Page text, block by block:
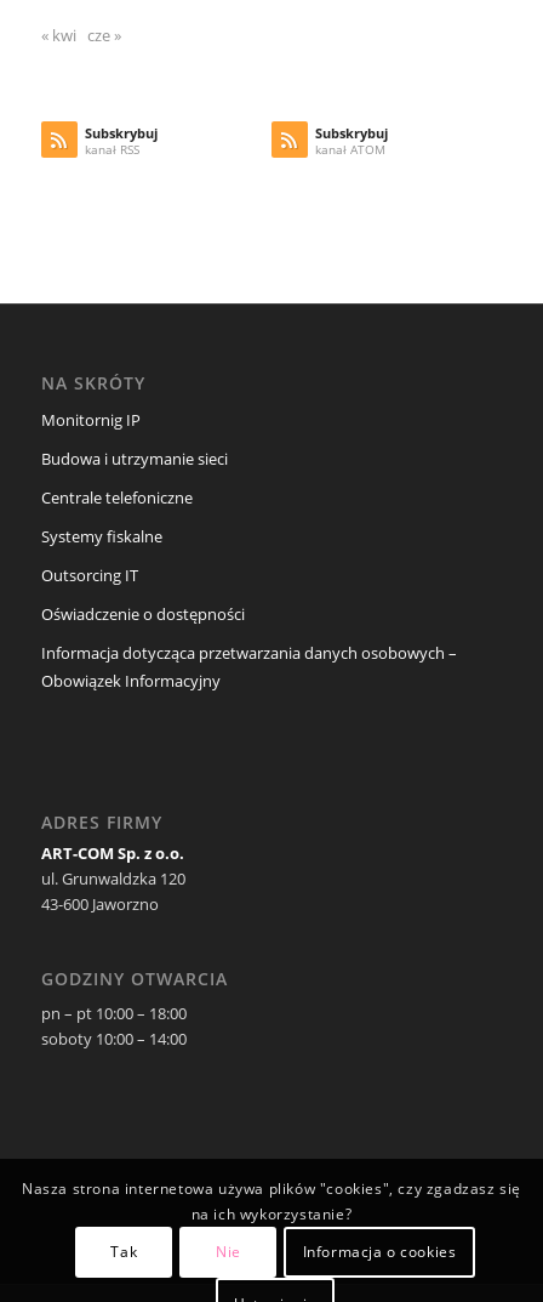
« kwi cze »
Subskrybuj
kanał RSS
Subskrybuj
kanał ATOM
NA SKRÓTY
Monitornig IP
Budowa i utrzymanie sieci
Centrale telefoniczne
Systemy fiskalne
Outsorcing IT
Oświadczenie o dostępności
Informacja dotycząca przetwarzania danych osobowych –
Obowiązek Informacyjny
ADRES FIRMY
ART-COM Sp. z o.o.
ul. Grunwaldzka 120
43-600 Jaworzno
GODZINY OTWARCIA
pn – pt 10:00 – 18:00
soboty 10:00 – 14:00
Nasza strona internetowa używa plików "cookies", czy zgadzasz się
na ich wykorzystanie?
Tak
Nie Informacja o cookies